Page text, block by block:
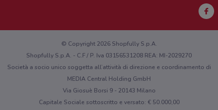
Hai un malfunzionamento sul web o sull'app?
© Copyright 2026 Shopfully S.p.A.
Shopfully S.p.A. - C.F / P. Iva 03156531208 REA: MI-2029270
Società a socio unico soggetta all’attività di direzione e coordinamento di
MEDIA Central Holding GmbH
Via Giosuè Borsi 9 - 20143 Milano
Capitale Sociale sottoscritto e versato: € 50.000,00